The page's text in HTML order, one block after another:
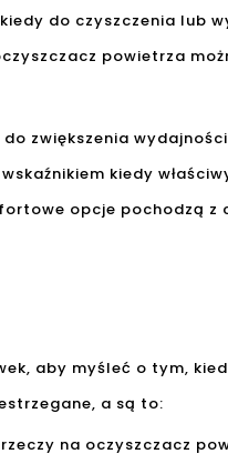
do czyszczenia lub
powietrza
zwiększenia
kiedy
opcje pochodzą z
aby myśleć o tym,
a są to:
na oczyszczacz